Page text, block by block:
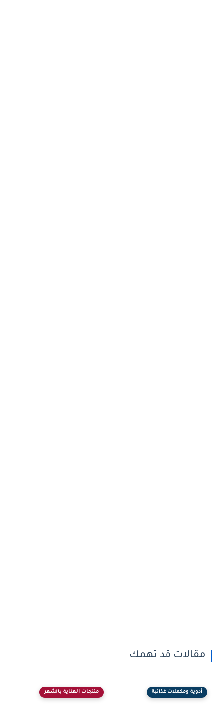
مقالات قد تهمك
أدوية ومكملات غذائية منتجات العناية بالشعر